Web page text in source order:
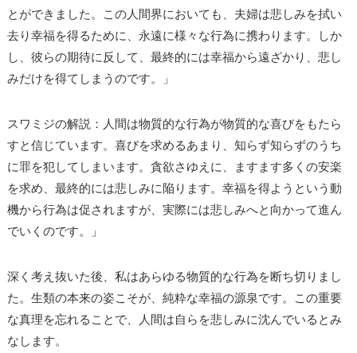
とができました。この人間界においても、夫婦は悲しみを拭い
去り幸福を得るために、永遠に様々な行為に携わります。しか
し、彼らの期待に反して、最終的には幸福から遠ざかり、悲し
みだけを得てしまうのです。」
スワミジの解説：人間は物質的な行為が物質的な喜びをもたら
すと信じています。喜びを求めるあまり、知らず知らずのうち
に罪を犯してしまいます。貪欲さゆえに、ますます多くの安楽
を求め、最終的には悲しみに陥ります。幸福を得ようという動
機から行為は促されますが、実際には悲しみへと向かって進ん
でいくのです。」
深く考え抜いた後、私はあらゆる物質的な行為を断ち切りまし
た。生類の本来の姿こそが、純粋な幸福の源泉です。この重要
な真理を忘れることで、人間は自らを悲しみに沈んでいるとみ
なします。